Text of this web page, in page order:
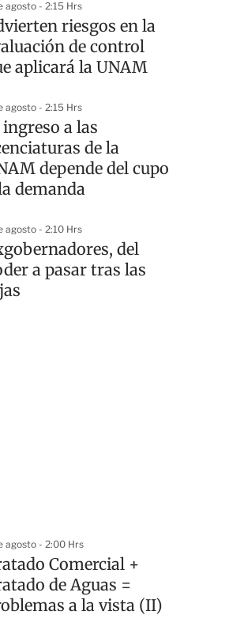
agosto - 2:15 Hrs
riesgos en la
de control
aplicará la UNAM
agosto - 2:15 Hrs
a las
de la
depende del cupo
demanda
agosto - 2:10 Hrs
del
a pasar tras las
agosto - 2:00 Hrs
Comercial +
de Aguas =
a la vista (II)